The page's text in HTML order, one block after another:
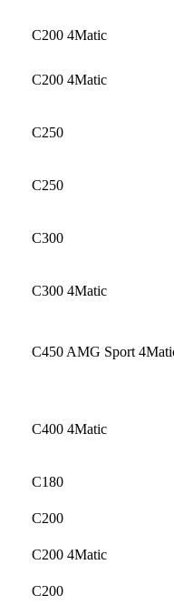
C200 4Matic
C200 4Matic
C250
C250
C300
C300 4Matic
C450 AMG Sport
C400 4Matic
C180
C200
C200 4Matic
C200